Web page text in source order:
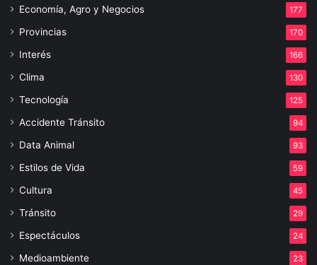
Economía, Agro y Negocios 177
Provincias 170
Interés 166
Clima 130
Tecnología 125
Accidente Tránsito 94
Data Animal 93
Estilos de Vida 59
Cultura 45
Tránsito 29
Espectáculos 24
Medioambiente 23